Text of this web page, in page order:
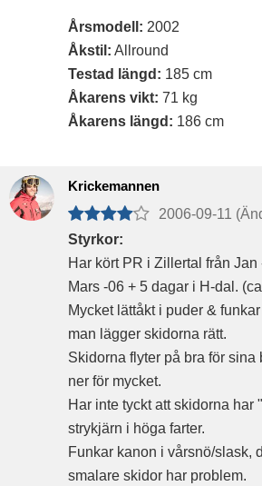
Årsmodell: 2002
Åkstil: Allround
Testad längd: 185 cm
Åkarens vikt: 71 kg
Åkarens längd: 186 cm
Krickemannen
2006-09-11
Styrkor:
Har kört PR i Zillertal från
Mars -06 + 5 dagar i H-dal.
Mycket lättåkt i puder &
man lägger skidorna rätt.
Skidorna flyter på bra för sina
ner för mycket.
Har inte tyckt att skidorna har
strykjärn i höga farter.
Funkar kanon i vårsnö/slask,
smalare skidor har problem.